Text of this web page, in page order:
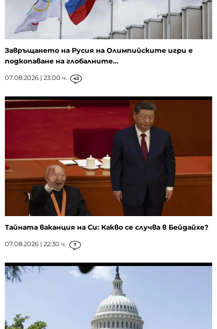
Завръщането на Русия на Олимпийските игри е
подкопаване на глобалните...
07.08.2026 | 23:00 ч. 43
Тайната ваканция на Си: Какво се случва в Бейдайхе?
07.08.2026 | 22:30 ч. 7